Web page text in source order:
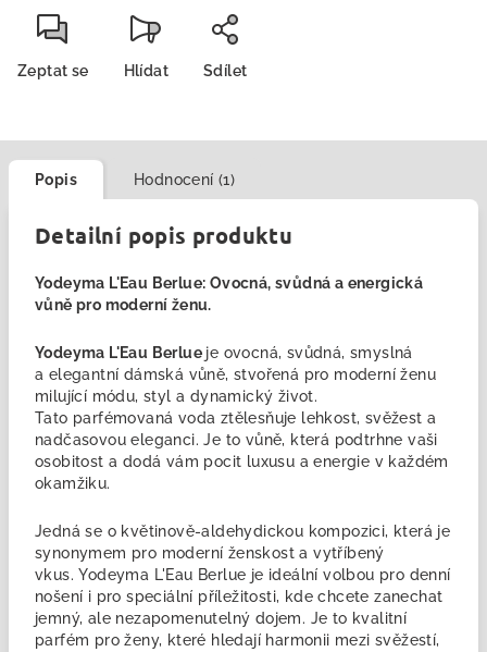
Zeptat se Hlídat Sdílet
Popis Hodnocení (1)
Detailní popis produktu
Yodeyma L'Eau Berlue: Ovocná, svůdná a energická
vůně pro moderní ženu.
Yodeyma L'Eau Berlue je ovocná, svůdná, smyslná
a elegantní dámská vůně, stvořená pro moderní ženu
milující módu, styl a dynamický život.
Tato parfémovaná voda ztělesňuje lehkost, svěžest a
nadčasovou eleganci. Je to vůně, která podtrhne vaši
osobitost a dodá vám pocit luxusu a energie v každém
okamžiku.
Jedná se o květinově-aldehydickou kompozici, která je
synonymem pro moderní ženskost a vytříbený
vkus. Yodeyma L'Eau Berlue je ideální volbou pro denní
nošení i pro speciální příležitosti, kde chcete zanechat
jemný, ale nezapomenutelný dojem. Je to kvalitní
parfém pro ženy, které hledají harmonii mezi svěžestí,